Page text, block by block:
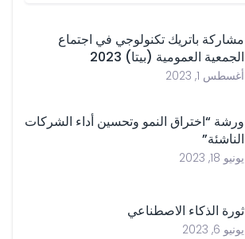
مشاركة باتريك تكنولوجي في اجتماع
الجمعية العمومية (بيتا) 2023
أغسطس 1, 2023
ورشة “اختراق النمو وتحسين أداء الشركات
الناشئة”
يونيو 18, 2023
ثورة الذكاء الاصطناعي
يونيو 6, 2023